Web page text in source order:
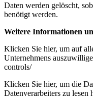
Daten werden gelöscht,
benötigt werden.
Weitere Informationen
Klicken Sie hier, um auf
Unternehmens
controls/
Klicken Sie hier, um die
Datenverarbeiters zu